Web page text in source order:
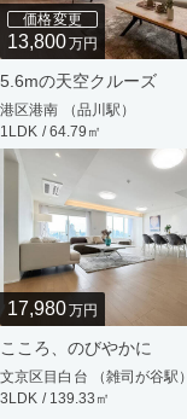
価格変更
13,800万円
5.6mの天空クルーズ
港区港南 （品川駅）
1LDK / 64.79㎡
17,980万円
こころ、のびやかに
文京区目白台 （雑司が谷駅）
3LDK / 139.33㎡